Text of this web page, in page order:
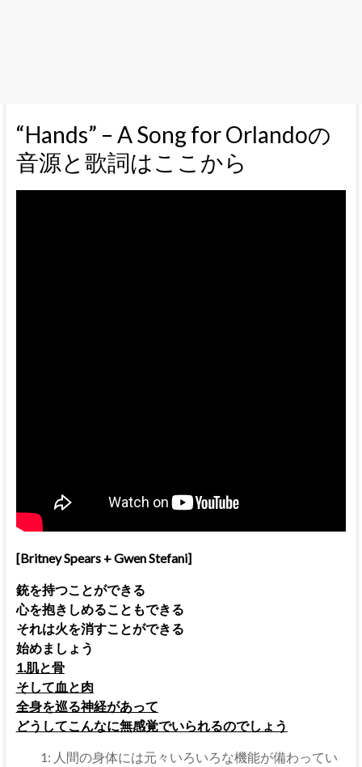
“Hands” – A Song for Orlandoの
音源と歌詞はここから
[Britney Spears + Gwen Stefani]
銃を持つことができる
心を抱きしめることもできる
それは火を消すことができる
始めましょう
1.肌と骨
そして血と肉
全身を巡る神経があって
どうしてこんなに無感覚でいられるのでしょう
1: 人間の身体には元々いろいろな機能が備わってい